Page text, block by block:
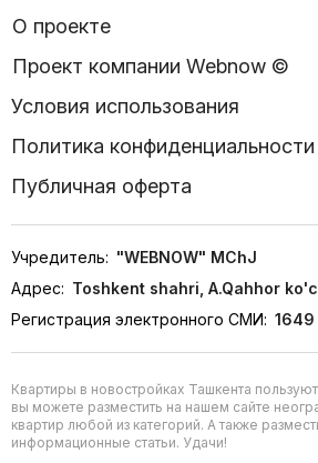
О проекте
Проект компании Webnow ©
Условия использования
Политика конфиденциальности
Публичная оферта
Учредитель: "WEBNOW" MChJ
Адрес: Toshkent shahri, A.Qahhor
Регистрация электронного СМИ: 1649
Квартиры в новостройках Ташкента
вы можете разместить на нашем сайте
квартир любой из категорий. А также
информационные статьи. Удачи!